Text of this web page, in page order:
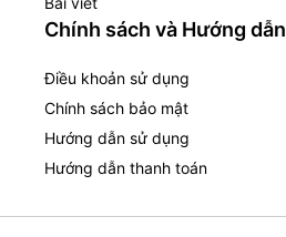
Chính sách và Hướng dẫn
Điều khoản sử dụng
Chính sách bảo mật
Hướng dẫn sử dụng
Hướng dẫn thanh toán